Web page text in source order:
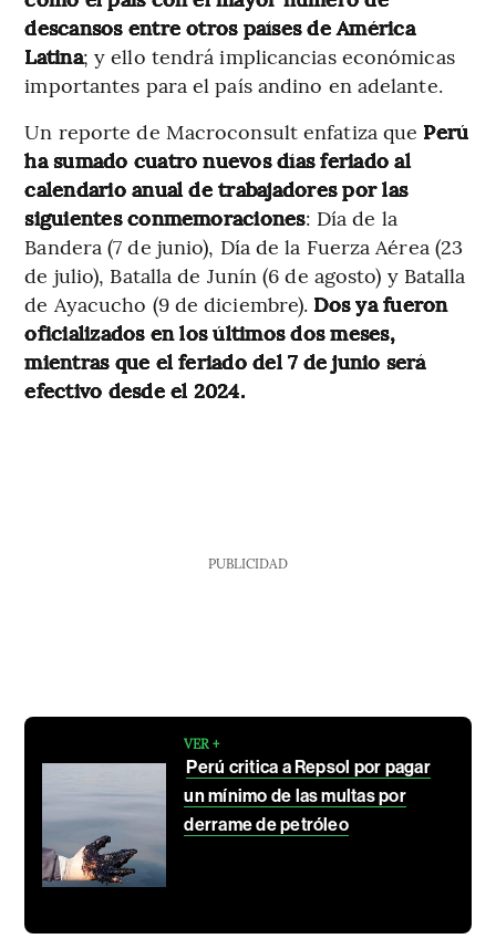
descansos entre otros países de América
Latina; y ello tendrá implicancias económicas
importantes para el país andino en adelante.
Un reporte de Macroconsult enfatiza que Perú
ha sumado cuatro nuevos días feriado al
calendario anual de trabajadores por las
siguientes conmemoraciones: Día de la
Bandera (7 de junio), Día de la Fuerza Aérea (23
de julio), Batalla de Junín (6 de agosto) y Batalla
de Ayacucho (9 de diciembre). Dos ya fueron
oficializados en los últimos dos meses,
mientras que el feriado del 7 de junio será
efectivo desde el 2024.
PUBLICIDAD
VER +
Perú critica a Repsol por pagar
un mínimo de las multas por
derrame de petróleo